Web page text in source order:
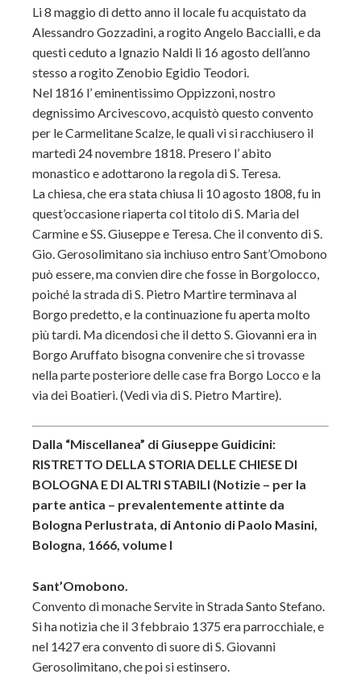
Li 8 maggio di detto anno il locale fu acquistato da
Alessandro Gozzadini, a rogito Angelo Baccialli, e da
questi ceduto a Ignazio Naldi li 16 agosto dell’anno
stesso a rogito Zenobio Egidio Teodori.
Nel 1816 l’ eminentissimo Oppizzoni, nostro
degnissimo Arcivescovo, acquistò questo convento
per le Carmelitane Scalze, le quali vi si racchiusero il
martedì 24 novembre 1818. Presero l’ abito
monastico e adottarono la regola di S. Teresa.
La chiesa, che era stata chiusa li 10 agosto 1808, fu in
quest’occasione riaperta col titolo di S. Maria del
Carmine e SS. Giuseppe e Teresa. Che il convento di S.
Gio. Gerosolimitano sia inchiuso entro Sant’Omobono
può essere, ma convien dire che fosse in Borgolocco,
poiché la strada di S. Pietro Martire terminava al
Borgo predetto, e la continuazione fu aperta molto
più tardi. Ma dicendosi che il detto S. Giovanni era in
Borgo Aruffato bisogna convenire che si trovasse
nella parte posteriore delle case fra Borgo Locco e la
via dei Boatieri. (Vedi via di S. Pietro Martire).
Dalla “Miscellanea” di Giuseppe Guidicini:
RISTRETTO DELLA STORIA DELLE CHIESE DI
BOLOGNA E DI ALTRI STABILI (Notizie – per la
parte antica – prevalentemente attinte da
Bologna Perlustrata, di Antonio di Paolo Masini,
Bologna, 1666, volume I
Sant’Omobono.
Convento di monache Servite in Strada Santo Stefano.
Si ha notizia che il 3 febbraio 1375 era parrocchiale, e
nel 1427 era convento di suore di S. Giovanni
Gerosolimitano, che poi si estinsero.